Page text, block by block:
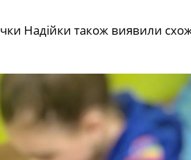
Надійки також виявили